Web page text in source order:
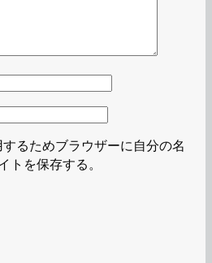
るためブラウザーに自分の名
を保存する。